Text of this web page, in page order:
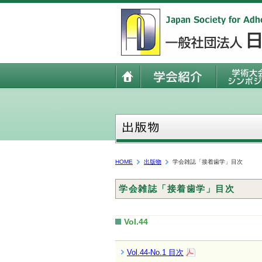
HOME 出版物 学会雑誌「接着歯学」目次
学会雑誌「接着歯学」目次
Vol.44
Vol.44-No.1 目次